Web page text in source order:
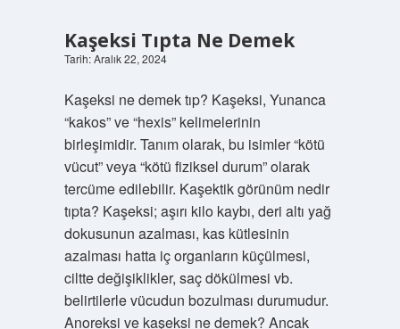
Kaşeksi Tıpta Ne Demek
Tarih: Aralık 22, 2024
Kaşeksi ne demek tıp? Kaşeksi, Yunanca
“kakos” ve “hexis” kelimelerinin
birleşimidir. Tanım olarak, bu isimler “kötü
vücut” veya “kötü fiziksel durum” olarak
tercüme edilebilir. Kaşektik görünüm nedir
tıpta? Kaşeksi; aşırı kilo kaybı, deri altı yağ
dokusunun azalması, kas kütlesinin
azalması hatta iç organların küçülmesi,
ciltte değişiklikler, saç dökülmesi vb.
belirtilerle vücudun bozulması durumudur.
Anoreksi ve kaşeksi ne demek? Ancak